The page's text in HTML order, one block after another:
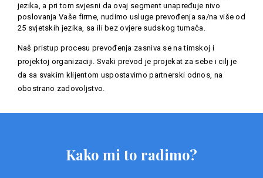
jezika, a pri tom svjesni da ovaj segment unapređuje nivo
poslovanja Vaše firme, nudimo usluge prevođenja sa/na više od
25 svjetskih jezika, sa ili bez ovjere sudskog tumača.
Naš pristup procesu prevođenja zasniva se na timskoj i
projektoj organizaciji. Svaki prevod je projekat za sebe i cilj je
da sa svakim klijentom uspostavimo partnerski odnos, na
obostrano zadovoljstvo.
Kako mi to radimo?